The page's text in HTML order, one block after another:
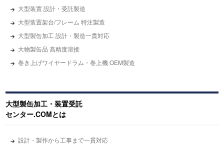
大型装置 設計・受託製造
大型装置架台/フレーム 特注製造
大型製缶加工 設計・製造一貫対応
大物製缶品 高精度溶接
巻き上げワイヤードラム・巻上機 OEM製造
大型製缶加工・装置受託
センター.COMとは
設計・製作から工事まで一貫対応